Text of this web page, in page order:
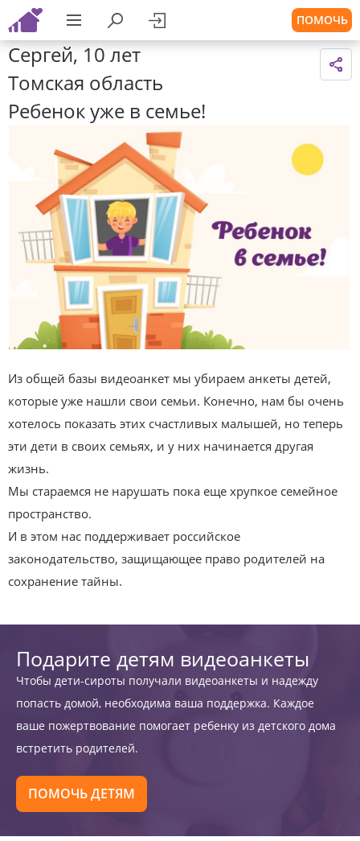
ПОМОЧЬ
Сергей, 10 лет
Томская область
Ребенок уже в семье!
Из общей базы видеоанкет мы убираем анкеты детей,
которые уже нашли свои семьи. Конечно, нам бы очень
хотелось показать этих счастливых малышей, но теперь
эти дети в своих семьях, и у них начинается другая
жизнь.
Мы стараемся не нарушать пока еще хрупкое семейное
пространство.
И в этом нас поддерживает российское
законодательство, защищающее право родителей на
сохранение тайны.
Подарите детям видеоанкеты
Чтобы дети-сироты получали видеоанкеты и надежду
попасть домой, необходима ваша поддержка. Каждое
ваше пожертвование помогает ребенку из детского дома
встретить родителей.
ПОМОЧЬ ДЕТЯМ